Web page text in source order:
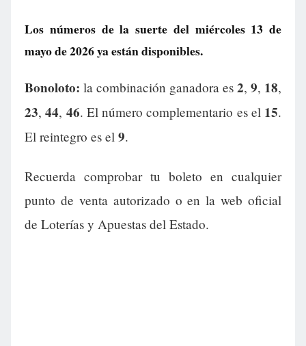
Los números de la suerte del miércoles 13 de
mayo de 2026 ya están disponibles.
Bonoloto: la combinación ganadora es 2, 9, 18,
23,44, 46. El número complementario es el 15.
El reintegro es el 9.
Recuerda comprobar tu boleto en cualquier
punto de venta autorizado o en la web oficial
de Loterías y Apuestas del Estado.